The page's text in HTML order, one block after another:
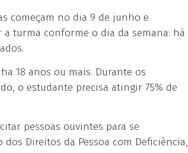
começam no dia 9 de junho e
turma conforme o dia da semana: há
18 anos ou mais. Durante os
o estudante precisa atingir 75% de
pessoas ouvintes para se
Direitos da Pessoa com Deficiência,